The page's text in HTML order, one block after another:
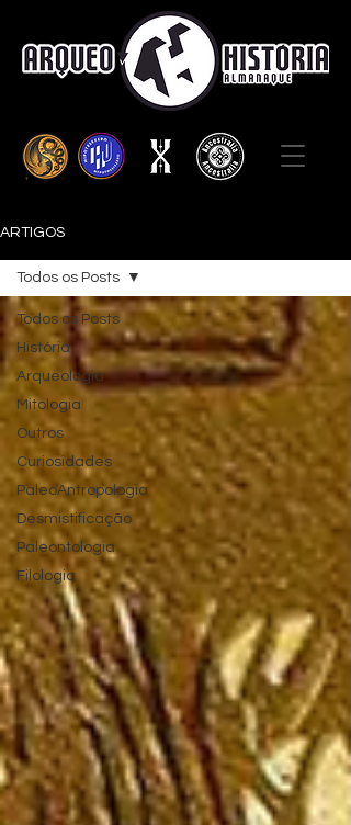
ARTIGOS
Todos os Posts
História
Arqueologia
Mitologia
Outros
Curiosidades
PaleoAntropologia
Desmistificação
Paleontologia
Filologia
Todos os Posts